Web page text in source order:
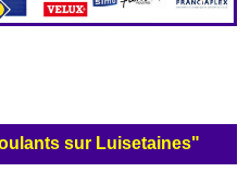
sur Luisetaines"